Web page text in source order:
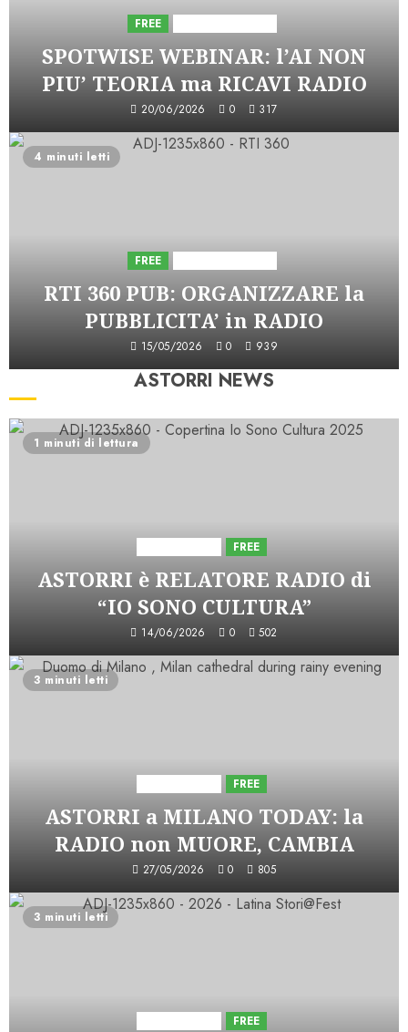
FREE
SPOTWISE WEBINAR: l’AI NON
PIU’ TEORIA ma RICAVI RADIO
20/06/2026 0 317
4 minuti letti
FREE
RTI 360 PUB: ORGANIZZARE la
PUBBLICITA’ in RADIO
15/05/2026 0 939
ASTORRI NEWS
1 minuti di lettura
FREE
ASTORRI è RELATORE RADIO di
“IO SONO CULTURA”
14/06/2026 0 502
3 minuti letti
FREE
ASTORRI a MILANO TODAY: la
RADIO non MUORE, CAMBIA
27/05/2026 0 805
3 minuti letti
FREE